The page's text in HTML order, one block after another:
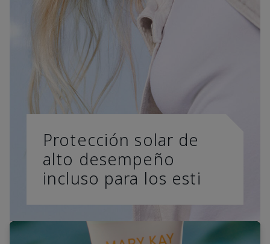
Protección solar de
alto desempeño
incluso para los esti